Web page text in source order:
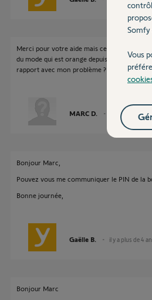
Merci pour votre aide mais ce n'est pas le
du mode qui est orange depuis plusieurs
rapport avec mon problème ? D'avance
MARC D. il y a plus de 4 ans
Bonjour Marc,
Pouvez vous me communiquer le PIN de la
Bonne journée,
Gaëlle B. il y a plus de 4
Bonjour Marc
Somfy
Vous